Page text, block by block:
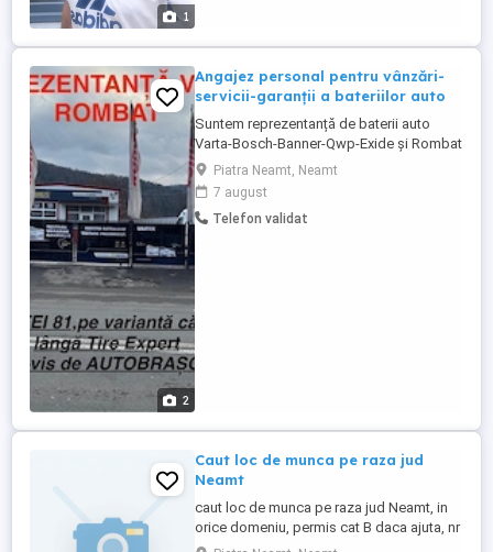
1
2
Angajez personal pentru vânzări-
servicii-garanții a bateriilor auto
Suntem reprezentanță de baterii auto
Varta-Bosch-Banner-Qwp-Exide și Rombat
din 1993. Deținem 14 puncte de lucru în 10
orașe din 7 județe și căutăm în Piatra
Neamț o persoană pentru activitatea de
Vânzări- Service-Garanții ale bateriilor auto
Piatra Neamt, Neamt
7 august
Telefon validat
Caut loc de munca pe raza jud
Neamt
caut loc de munca pe raza jud Neamt, in
orice domeniu, permis cat B daca ajuta, nr
tel , va multumesc (necalificat)